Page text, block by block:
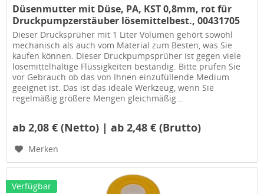
Düsenmutter mit Düse, PA, KST 0,8mm, rot für
Druckpumpzerstäuber lösemittelbest., 00431705
Dieser Drucksprüher mit 1 Liter Volumen gehört sowohl
mechanisch als auch vom Material zum Besten, was Sie
kaufen können. Dieser Druckpumpsprüher ist gegen viele
lösemittelhaltige Flüssigkeiten beständig. Bitte prüfen Sie
vor Gebrauch ob das von Ihnen einzufüllende Medium
geeignet ist. Das ist das ideale Werkzeug, wenn Sie
regelmäßig größere Mengen gleichmäßig...
ab 2,08 € (Netto) | ab 2,48 € (Brutto)
Merken
Verfügbar